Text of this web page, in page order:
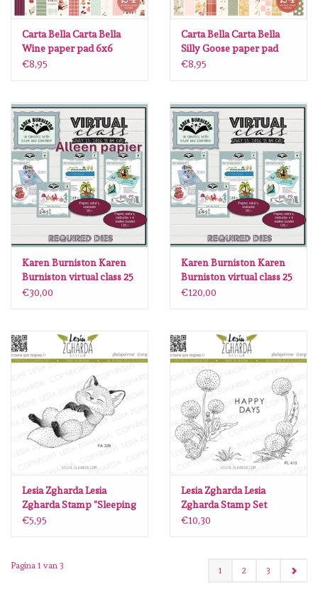
Carta Bella Carta Bella
Wine paper pad 6x6
€8,95
Carta Bella Carta Bella
Silly Goose paper pad
6x6
€8,95
Karen Burniston Karen
Burniston virtual class 25
juli 2026 ALLEEN PAPIER
€30,00
Karen Burniston Karen
Burniston virtual class 25
juli 2026 bundel
€120,00
Lesia Zgharda Lesia
Zgharda Stamp “Sleeping
Fox Cub” FA326
€5,95
Lesia Zgharda Lesia
Zgharda Stamp Set
“Dandelions with
€10,30
Pagina 1 van 3 1 2 3